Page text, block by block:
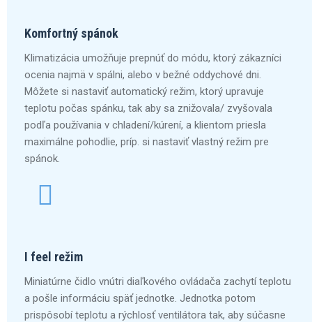
Komfortný spánok
Klimatizácia umožňuje prepnúť do módu, ktorý zákazníci
ocenia najmä v spálni, alebo v bežné oddychové dni.
Môžete si nastaviť automatický režim, ktorý upravuje
teplotu počas spánku, tak aby sa znižovala/ zvyšovala
podľa používania v chladení/kúrení, a klientom priesla
maximálne pohodlie, príp. si nastaviť vlastný režim pre
spánok.
I feel režim
Miniatúrne čidlo vnútri diaľkového ovládača zachytí teplotu
a pošle informáciu späť jednotke. Jednotka potom
prispôsobí teplotu a rýchlosť ventilátora tak, aby súčasne